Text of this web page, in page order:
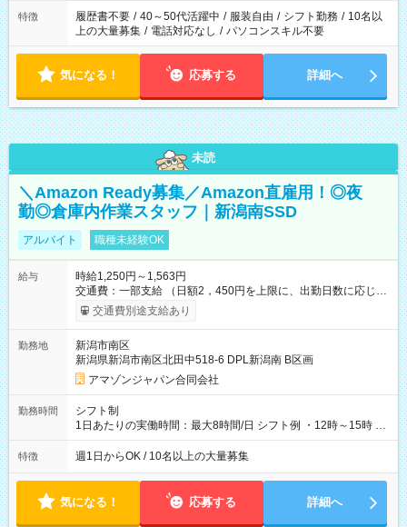
特徴 履歴書不要 / 40～50代活躍中 / 服装自由 / シフト勤務 / 10名以
上の大量募集 / 電話対応なし / パソコンスキル不要
気になる！ 応募する 詳細へ
未読
＼Amazon Ready募集／Amazon直雇用！◎夜
勤◎倉庫内作業スタッフ｜新潟南SSD
アルバイト 職種未経験OK
給与
時給1,250円～1,563円
交通費：一部支給 （日額2，450円を上限に、出勤日数に応じて
実費支給） ※22:00～翌5:00までは時給25%UP！ ■給与前払い
制度あり ※前払い額の上限あり、手数料無料（Amazon負担）
交通費別途支給あり
勤務地
新潟市南区
新潟県新潟市南区北田中518-6 DPL新潟南 B区画
アマゾンジャパン合同会社
勤務時間
シフト制
1日あたりの実働時間：最大8時間/日 シフト例 ・12時～15時 入
社後、就業可能シフトをご確認の上、申請してください。
特徴 週1日からOK / 10名以上の大量募集
気になる！ 応募する 詳細へ